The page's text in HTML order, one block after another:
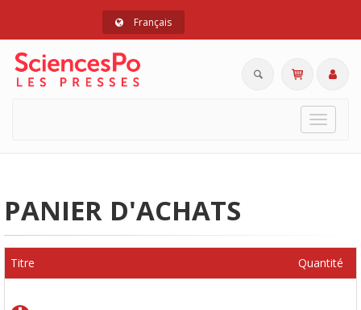
Français
Toggle
PANIER D'ACHATS
Titre Quantité